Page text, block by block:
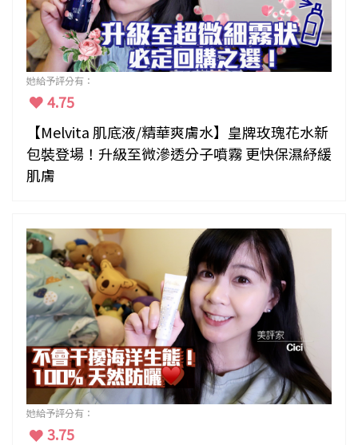
她給予評分有：
4.75
【Melvita 肌底液/精華爽膚水】皇牌玫瑰花水新
包裝登場！升級至微滲透分子噴霧 更快保濕紓緩
肌膚
她給予評分有：
3.75